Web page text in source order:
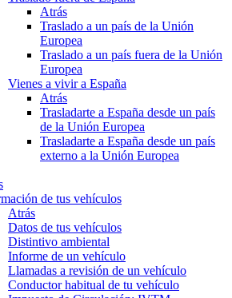
Atrás
Traslado a un país de la Unión
Europea
Traslado a un país fuera de la Unión
Europea
Vienes a vivir a España
Atrás
Trasladarte a España desde un país
de la Unión Europea
Trasladarte a España desde un país
externo a la Unión Europea
de tus vehículos
Atrás
Datos de tus vehículos
Distintivo ambiental
Informe de un vehículo
Llamadas a revisión de un vehículo
Conductor habitual de tu vehículo